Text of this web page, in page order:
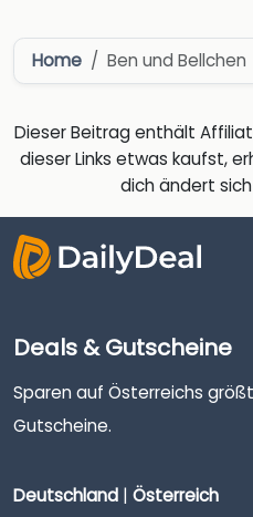
Home Ben und Bellchen
Dieser Beitrag enthält
dieser Links etwas kaufst,
dich ändert
Deals & Gutscheine
Sparen auf Österreichs
Gutscheine.
Deutschland | Österreich